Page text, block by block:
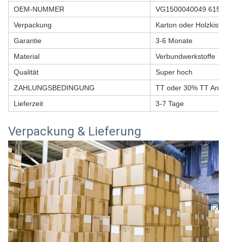
OEM-NUMMER
VG1500040049
Verpackung
Karton oder Holzkiste
Garantie
3-6 Monate
Material
Verbundwerkstoffe
Qualität
Super hoch
ZAHLUNGSBEDINGUNG
TT oder 30% TT
Lieferzeit
3-7 Tage
Verpackung & Lieferung